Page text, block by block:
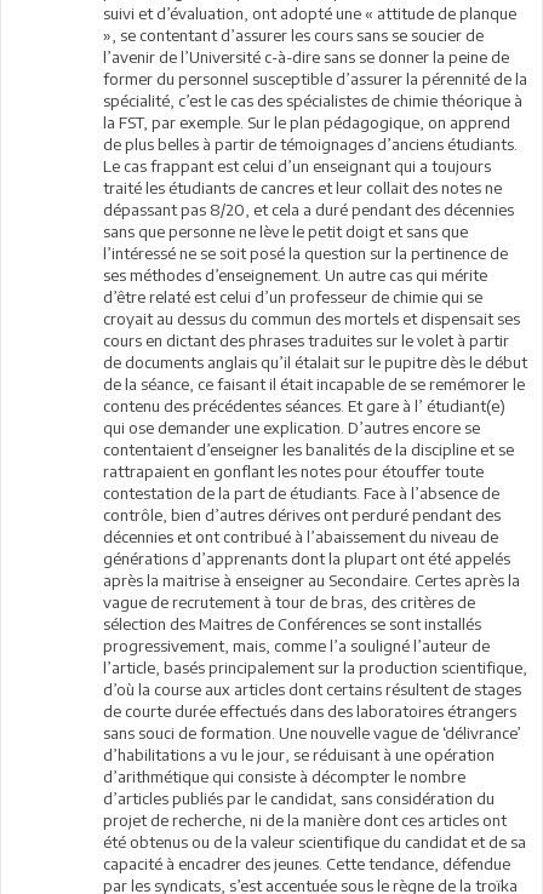
suivi et d’évaluation, ont adopté une « attitude de planque
», se contentant d’assurer les cours sans se soucier de
l’avenir de l’Université c-à-dire sans se donner la peine de
former du personnel susceptible d’assurer la pérennité de la
spécialité, c’est le cas des spécialistes de chimie théorique à
la FST, par exemple. Sur le plan pédagogique, on apprend
de plus belles à partir de témoignages d’anciens étudiants.
Le cas frappant est celui d’un enseignant qui a toujours
traité les étudiants de cancres et leur collait des notes ne
dépassant pas 8/20, et cela a duré pendant des décennies
sans que personne ne lève le petit doigt et sans que
l’intéressé ne se soit posé la question sur la pertinence de
ses méthodes d’enseignement. Un autre cas qui mérite
d’être relaté est celui d’un professeur de chimie qui se
croyait au dessus du commun des mortels et dispensait ses
cours en dictant des phrases traduites sur le volet à partir
de documents anglais qu’il étalait sur le pupitre dès le début
de la séance, ce faisant il était incapable de se remémorer le
contenu des précédentes séances. Et gare à l’ étudiant(e)
qui ose demander une explication. D’autres encore se
contentaient d’enseigner les banalités de la discipline et se
rattrapaient en gonflant les notes pour étouffer toute
contestation de la part de étudiants. Face à l’absence de
contrôle, bien d’autres dérives ont perduré pendant des
décennies et ont contribué à l’abaissement du niveau de
générations d’apprenants dont la plupart ont été appelés
après la maitrise à enseigner au Secondaire. Certes après la
vague de recrutement à tour de bras, des critères de
sélection des Maitres de Conférences se sont installés
progressivement, mais, comme l’a souligné l’auteur de
l’article, basés principalement sur la production scientifique,
d’où la course aux articles dont certains résultent de stages
de courte durée effectués dans des laboratoires étrangers
sans souci de formation. Une nouvelle vague de ‘délivrance’
d’habilitations a vu le jour, se réduisant à une opération
d’arithmétique qui consiste à décompter le nombre
d’articles publiés par le candidat, sans considération du
projet de recherche, ni de la manière dont ces articles ont
été obtenus ou de la valeur scientifique du candidat et de sa
capacité à encadrer des jeunes. Cette tendance, défendue
par les syndicats, s’est accentuée sous le règne de la troïka